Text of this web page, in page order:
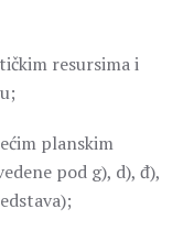
resursima i
planskim
pod g), d), đ),